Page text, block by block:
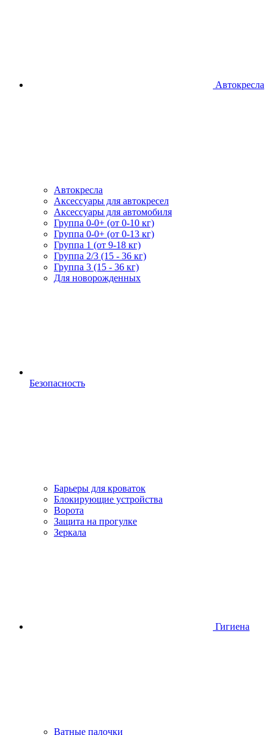
Автокресла
Автокресла
Аксессуары для автокресел
Аксессуары для автомобиля
Группа 0-0+ (от 0-10 кг)
Группа 0-0+ (от 0-13 кг)
Группа 1 (от 9-18 кг)
Группа 2/3 (15 - 36 кг)
Группа 3 (15 - 36 кг)
Для новорожденных
Безопасность
Барьеры для кроваток
Блокирующие устройства
Ворота
Защита на прогулке
Зеркала
Гигиена
Ватные палочки